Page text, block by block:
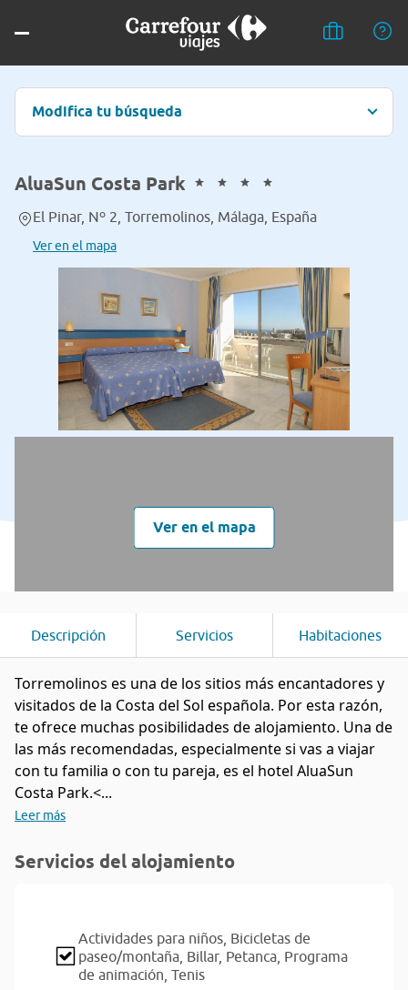
Modifica tu búsqueda
AluaSun Costa Park
El Pinar, Nº 2, Torremolinos, Málaga, España
Ver en el mapa
Ver en el mapa
Descripción Servicios Habitaciones
Torremolinos es una de los sitios más encantadores y
visitados de la Costa del Sol española. Por esta razón,
te ofrece muchas posibilidades de alojamiento. Una de
las más recomendadas, especialmente si vas a viajar
con tu familia o con tu pareja, es el hotel AluaSun
Costa Park.<...
Leer más
Servicios del alojamiento
Actividades para niños, Bicicletas de
paseo/montaña, Billar, Petanca, Programa
de animación, Tenis